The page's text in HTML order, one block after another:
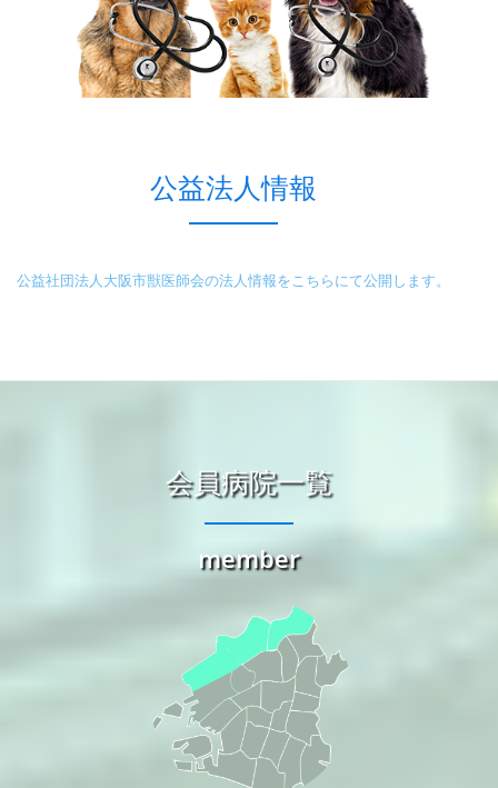
公益法人情報
公益社団法人大阪市獣医師会の法人情報をこちらにて公開します。
会員病院一覧
member
淀川区・東淀川区・
西淀川区
会員病院
城東区・旭区・鶴見
区・北区・都島区